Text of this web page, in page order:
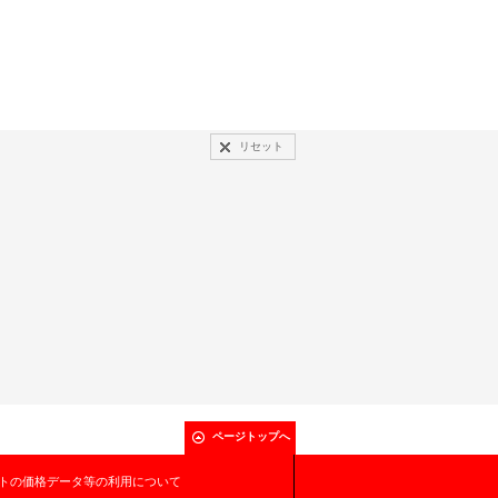
リセット
ページトップへ
の価格データ等の利用について